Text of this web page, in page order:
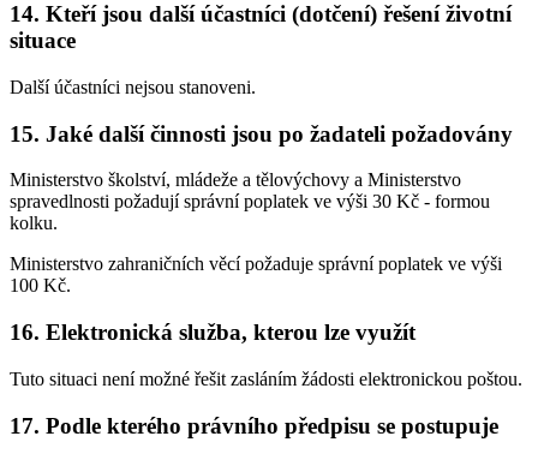
14. Kteří jsou další účastníci (dotčení) řešení životní
situace
Další účastníci nejsou stanoveni.
15. Jaké další činnosti jsou po žadateli požadovány
Ministerstvo školství, mládeže a tělovýchovy a Ministerstvo
spravedlnosti požadují správní poplatek ve výši 30 Kč - formou
kolku.
Ministerstvo zahraničních věcí požaduje správní poplatek ve výši
100 Kč.
16. Elektronická služba, kterou lze využít
Tuto situaci není možné řešit zasláním žádosti elektronickou poštou.
17. Podle kterého právního předpisu se postupuje